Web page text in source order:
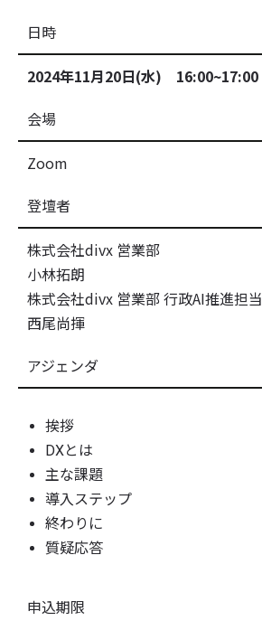
日時
2024年11月20日(水) 16:00~17:00
会場
Zoom
登壇者
株式会社divx 営業部
小林拓朗
株式会社divx 営業部 行政AI推進担当
西尾尚揮
アジェンダ
挨拶
DXとは
主な課題
導入ステップ
終わりに
質疑応答
申込期限